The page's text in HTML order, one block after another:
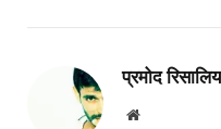
प्रमोद
Website